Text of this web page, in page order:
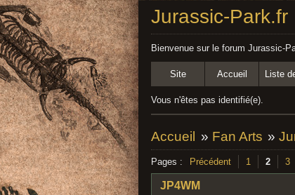
Jurassic-Park.fr
Bienvenue sur le forum Jurassic-
Site Accueil Liste
Vous n'êtes pas identifié(e).
Accueil » Fan Arts »
Pages : Précédent 1 2 3
JP4WM